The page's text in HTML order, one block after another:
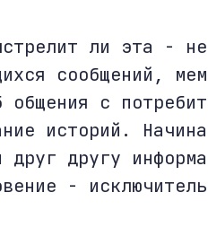
ли эта -
сообщений,
общения с
историй.
друг другу
-